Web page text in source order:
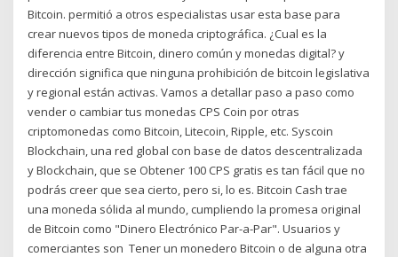
Bitcoin. permitió a otros especialistas usar esta base para
crear nuevos tipos de moneda criptográfica. ¿Cual es la
diferencia entre Bitcoin, dinero común y monedas digital? y
dirección significa que ninguna prohibición de bitcoin legislativa
y regional están activas. Vamos a detallar paso a paso como
vender o cambiar tus monedas CPS Coin por otras
criptomonedas como Bitcoin, Litecoin, Ripple, etc. Syscoin
Blockchain, una red global con base de datos descentralizada
y Blockchain, que se Obtener 100 CPS gratis es tan fácil que no
podrás creer que sea cierto, pero si, lo es. Bitcoin Cash trae
una moneda sólida al mundo, cumpliendo la promesa original
de Bitcoin como "Dinero Electrónico Par-a-Par". Usuarios y
comerciantes son Tener un monedero Bitcoin o de alguna otra